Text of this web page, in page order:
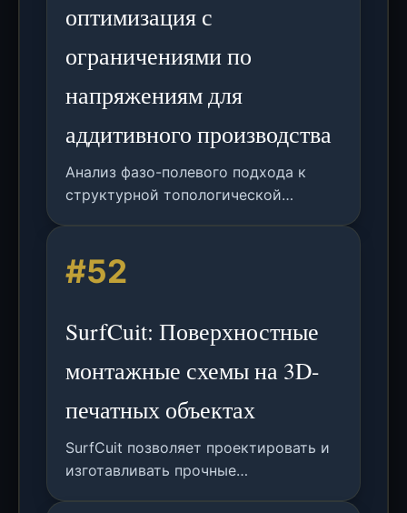
оптимизация с
ограничениями по
напряжениям для
аддитивного производства
Анализ фазо-полевого подхода к
структурной топологической
возможностей многоуровневого/
многоматериального моделирования.
численные алгоритмы и
#52
SurfCuit: Поверхностные
монтажные схемы на 3D-
печатных объектах
SurfCuit позволяет проектировать и
изготавливать прочные